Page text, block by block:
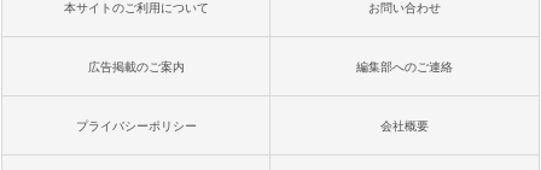
本サイトのご利用について お問い合わせ
広告掲載のご案内 編集部へのご連絡
プライバシーポリシー 会社概要